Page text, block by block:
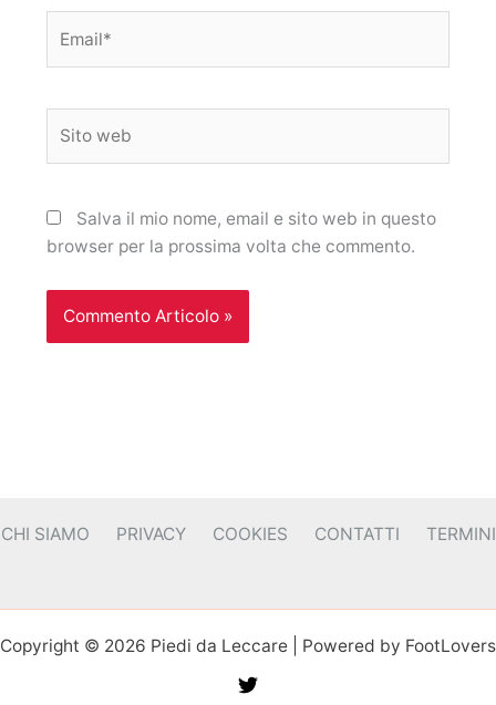
web
Salva il mio nome, email e sito web in questo
browser per la prossima volta che commento.
CHI SIAMO PRIVACY COOKIES CONTATTI TERMINI
Copyright © 2026 Piedi da Leccare | Powered by FootLovers